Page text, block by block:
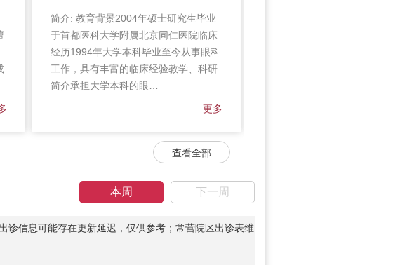
简介: 教育背景2004年硕士研究生毕业
于首都医科大学附属北京同仁医院临床
经历1994年大学本科毕业至今从事眼科
工作，具有丰富的临床经验教学、科研
简介承担大学本科的眼…
更多
查看全部
本周 下一周
诊信息可能存在更新延迟，仅供参考；常营院区出诊表维